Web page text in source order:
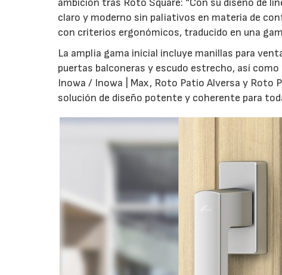
ambición tras Roto Square: “Con su diseño de
claro y moderno sin paliativos en materia de
con criterios ergonómicos, traducido en una
La amplia gama inicial incluye manillas para
puertas balconeras y escudo estrecho, así
Inowa / Inowa | Max, Roto Patio Alversa y Roto
solución de diseño potente y coherente para